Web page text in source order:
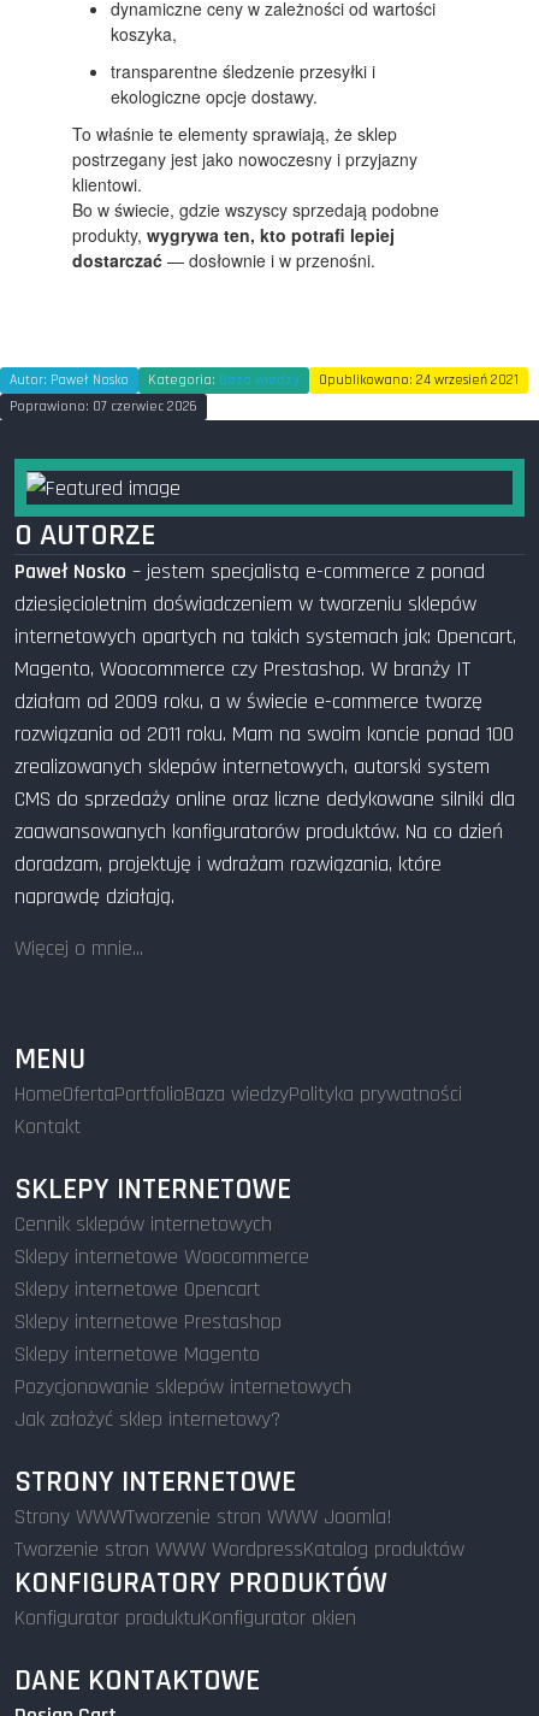
dynamiczne ceny w zależności od wartości
koszyka,
transparentne śledzenie przesyłki i
ekologiczne opcje dostawy.
To właśnie te elementy sprawiają, że sklep
postrzegany jest jako nowoczesny i przyjazny
klientowi.
Bo w świecie, gdzie wszyscy sprzedają podobne
produkty, wygrywa ten, kto potrafi lepiej
dostarczać — dosłownie i w przenośni.
Autor: Paweł Nosko Kategoria: Baza wiedzy
Opublikowano: 24 wrzesień 2021
Poprawiono: 07 czerwiec 2026
O AUTORZE
Paweł Nosko – jestem specjalistą e-commerce z ponad
dziesięcioletnim doświadczeniem w tworzeniu sklepów
internetowych opartych na takich systemach jak: Opencart,
Magento, Woocommerce czy Prestashop. W branży IT
działam od 2009 roku, a w świecie e-commerce tworzę
rozwiązania od 2011 roku. Mam na swoim koncie ponad 100
zrealizowanych sklepów internetowych, autorski system
CMS do sprzedaży online oraz liczne dedykowane silniki dla
zaawansowanych konfiguratorów produktów. Na co dzień
doradzam, projektuję i wdrażam rozwiązania, które
naprawdę działają.
Więcej o mnie...
MENU
HomeOfertaPortfolioBaza wiedzyPolityka prywatności
Kontakt
SKLEPY INTERNETOWE
Cennik sklepów internetowych
Sklepy internetowe Woocommerce
Sklepy internetowe Opencart
Sklepy internetowe Prestashop
Sklepy internetowe Magento
Pozycjonowanie sklepów internetowych
Jak założyć sklep internetowy?
STRONY INTERNETOWE
Strony WWWTworzenie stron WWW Joomla!
Tworzenie stron WWW WordpressKatalog produktów
KONFIGURATORY PRODUKTÓW
Konfigurator produktuKonfigurator okien
DANE KONTAKTOWE